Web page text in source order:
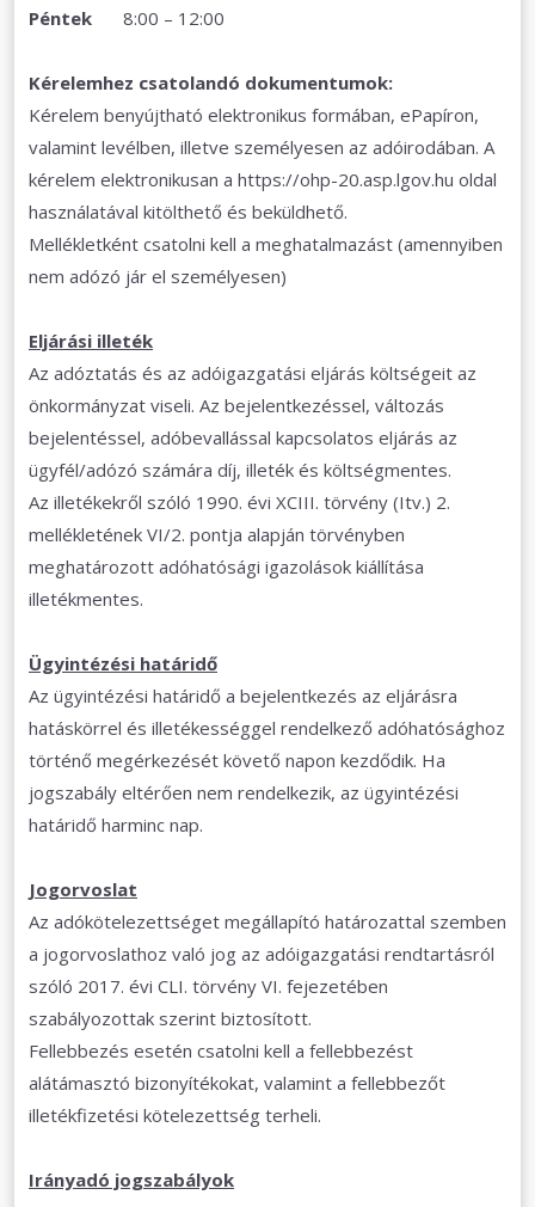
Péntek 8:00 – 12:00
Kérelemhez csatolandó dokumentumok:
Kérelem benyújtható elektronikus formában, ePapíron,
valamint levélben, illetve személyesen az adóirodában. A
kérelem elektronikusan a https://ohp-20.asp.lgov.hu oldal
használatával kitölthető és beküldhető.
Mellékletként csatolni kell a meghatalmazást (amennyiben
nem adózó jár el személyesen)
Eljárási illeték
Az adóztatás és az adóigazgatási eljárás költségeit az
önkormányzat viseli. Az bejelentkezéssel, változás
bejelentéssel, adóbevallással kapcsolatos eljárás az
ügyfél/adózó számára díj, illeték és költségmentes.
Az illetékekről szóló 1990. évi XCIII. törvény (Itv.) 2.
mellékletének VI/2. pontja alapján törvényben
meghatározott adóhatósági igazolások kiállítása
illetékmentes.
Ügyintézési határidő
Az ügyintézési határidő a bejelentkezés az eljárásra
hatáskörrel és illetékességgel rendelkező adóhatósághoz
történő megérkezését követő napon kezdődik. Ha
jogszabály eltérően nem rendelkezik, az ügyintézési
határidő harminc nap.
Jogorvoslat
Az adókötelezettséget megállapító határozattal szemben
a jogorvoslathoz való jog az adóigazgatási rendtartásról
szóló 2017. évi CLI. törvény VI. fejezetében
szabályozottak szerint biztosított.
Fellebbezés esetén csatolni kell a fellebbezést
alátámasztó bizonyítékokat, valamint a fellebbezőt
illetékfizetési kötelezettség terheli.
Irányadó jogszabályok